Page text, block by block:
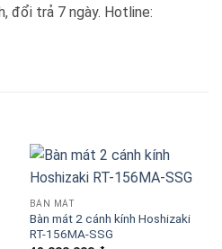
đổi trả 7 ngày. Hotline:
BÀN MÁT
Bàn mát 2 cánh kính Hoshizaki
RT-156MA-SSG